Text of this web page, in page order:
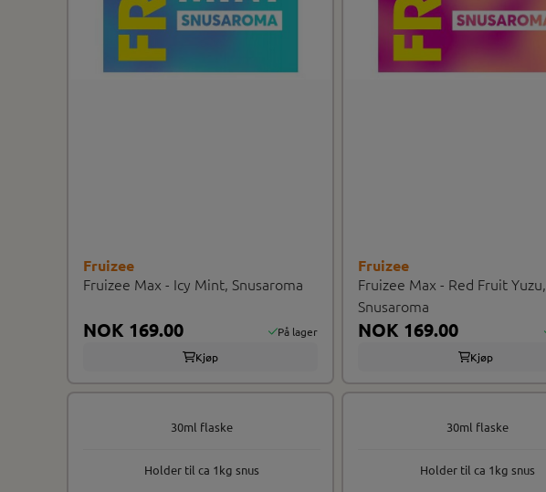
Fruizee
Fruizee Max - Icy Mint, Snusaroma
NOK 169.00
På lager
Kjøp
Fruizee
Fruizee Max - Red Fruit Yuzu,
Snusaroma
NOK 169.00
Kjøp
30ml flaske
Holder til ca 1kg snus
30ml flaske
Holder til ca 1kg snus